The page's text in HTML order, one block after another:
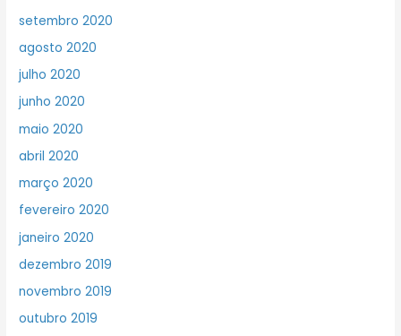
setembro 2020
agosto 2020
julho 2020
junho 2020
maio 2020
abril 2020
março 2020
fevereiro 2020
janeiro 2020
dezembro 2019
novembro 2019
outubro 2019